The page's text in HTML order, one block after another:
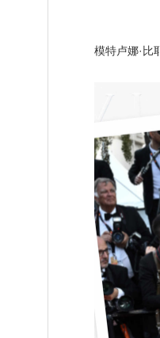
模特卢娜·比